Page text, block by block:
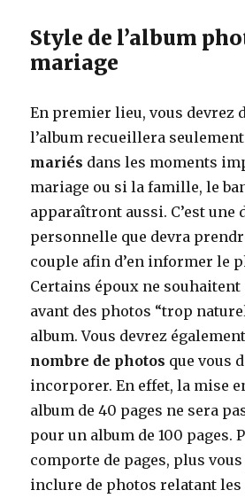
Style de l’album
mariage
En premier lieu, vous devrez
l’album recueillera
mariés dans les moments
mariage ou si la famille, le
apparaîtront aussi. C’est une
personnelle que devra
couple afin d’en informer le
Certains époux ne souhaitent
avant des photos “trop
album. Vous devrez
nombre de photos que vous
incorporer. En effet, la mise
album de 40 pages ne sera
pour un album de 100 pages.
comporte de pages, plus
inclure de photos relatant